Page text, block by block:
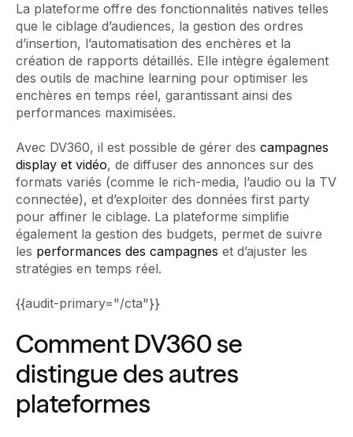
La plateforme offre des fonctionnalités natives telles
que le ciblage d’audiences, la gestion des ordres
d’insertion, l’automatisation des enchères et la
création de rapports détaillés. Elle intègre également
des outils de machine learning pour optimiser les
enchères en temps réel, garantissant ainsi des
performances maximisées.
Avec DV360, il est possible de gérer des campagnes
display et vidéo, de diffuser des annonces sur des
formats variés (comme le rich-media, l’audio ou la TV
connectée), et d’exploiter des données first party
pour affiner le ciblage. La plateforme simplifie
également la gestion des budgets, permet de suivre
les performances des campagnes et d’ajuster les
stratégies en temps réel.
{{audit-primary="/cta"}}
Comment DV360 se
distingue des autres
plateformes